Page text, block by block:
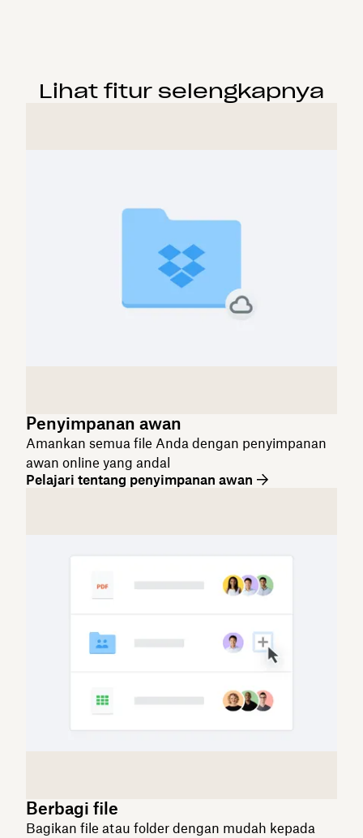
Lihat fitur selengkapnya
Penyimpanan awan
Amankan semua file Anda dengan penyimpanan
awan online yang andal
Pelajari tentang penyimpanan awan
Berbagi file
Bagikan file atau folder dengan mudah kepada